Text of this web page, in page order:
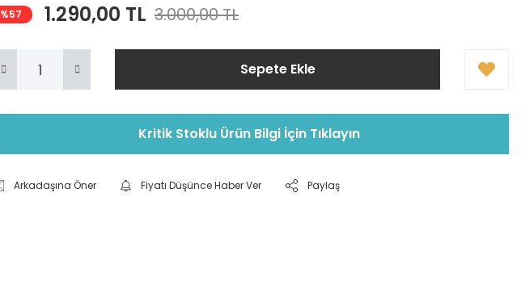
%57 1.290,00 TL 3.000,00 TL
Sepete Ekle
Kritik Stoklu Ürün Bilgi İçin Tıklayın
Arkadaşına Öner Fiyatı Düşünce Haber Ver Paylaş